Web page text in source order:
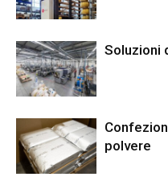
Soluzioni
polvere